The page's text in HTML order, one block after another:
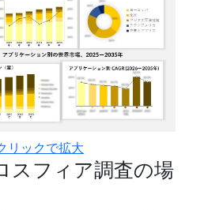
リックで拡大
スフィア調査の場